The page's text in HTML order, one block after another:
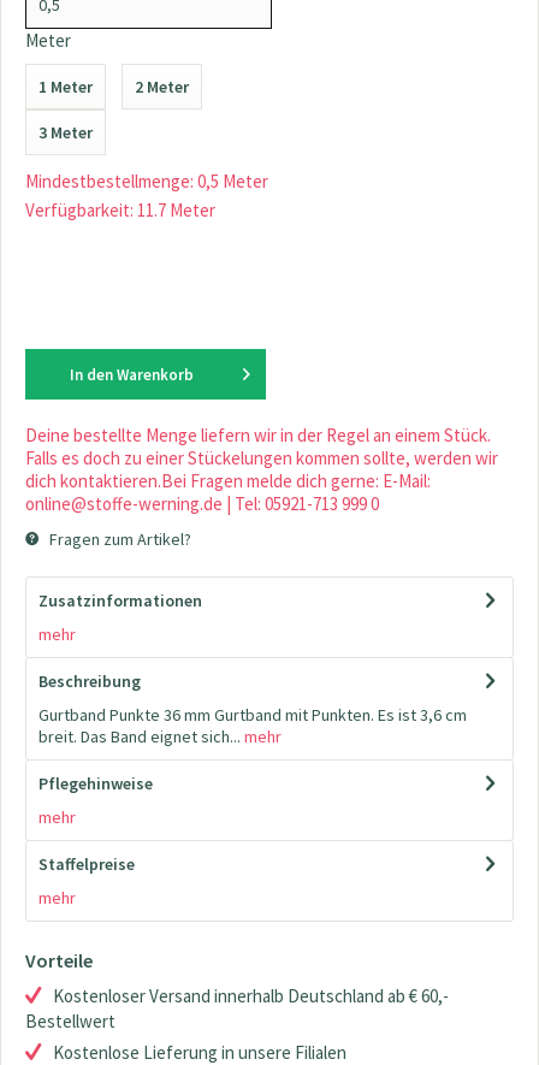
Meter
1 Meter 2 Meter
3 Meter
Mindestbestellmenge: 0,5 Meter
Verfügbarkeit: 11.7 Meter
In den Warenkorb
Deine bestellte Menge liefern wir in der Regel an einem Stück.
Falls es doch zu einer Stückelungen kommen sollte, werden wir
dich kontaktieren.Bei Fragen melde dich gerne: E-Mail:
online@stoffe-werning.de | Tel: 05921-713 999 0
Fragen zum Artikel?
Zusatzinformationen
mehr
Beschreibung
Gurtband Punkte 36 mm Gurtband mit Punkten. Es ist 3,6 cm
breit. Das Band eignet sich... mehr
Pflegehinweise
mehr
Staffelpreise
mehr
Vorteile
Kostenloser Versand innerhalb Deutschland ab € 60,-
Bestellwert
Kostenlose Lieferung in unsere Filialen